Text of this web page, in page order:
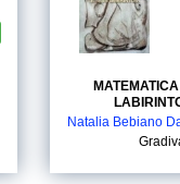
Natalia Bebiano